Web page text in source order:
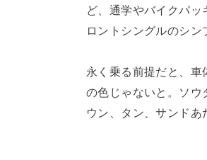
ど、通学やバイクパ
ロントシングルのシン
永く乗る前提だと、車
の色じゃないと。ソウ
ウン、タン、サンドあ